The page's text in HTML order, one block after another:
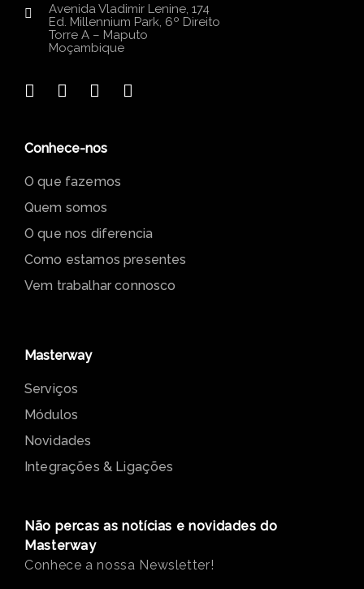
Avenida Vladimir Lenine, 174
Ed. Millennium Park, 6º Direito
Torre A – Maputo
Moçambique
Conhece-nos
O que fazemos
Quem somos
O que nos diferencia
Como estamos presentes
Vem trabalhar connosco
Masterway
Serviços
Módulos
Novidades
Integrações & Ligações
Não percas as notícias e novidades do
Masterway
Conhece a nossa Newsletter!